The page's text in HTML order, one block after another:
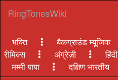
RingTonesWiki
भक्ति बैकग्राउंड म्यूजिक
रीमिक्स
अंग्रेज़ी हिंदी
मम्मी पापा
दक्षिण भारतीय